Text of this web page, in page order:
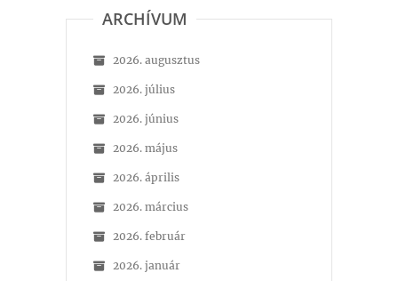
ARCHÍVUM
2026. augusztus
2026. július
2026. június
2026. május
2026. április
2026. március
2026. február
2026. január